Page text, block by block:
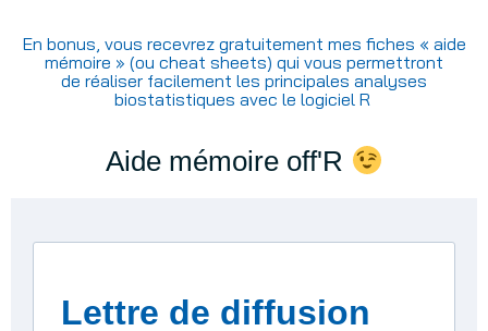
En bonus, vous recevrez gratuitement mes fiches « aide
mémoire » (ou cheat sheets) qui vous permettront
de réaliser facilement les principales analyses
biostatistiques avec le logiciel R
Aide mémoire off'R